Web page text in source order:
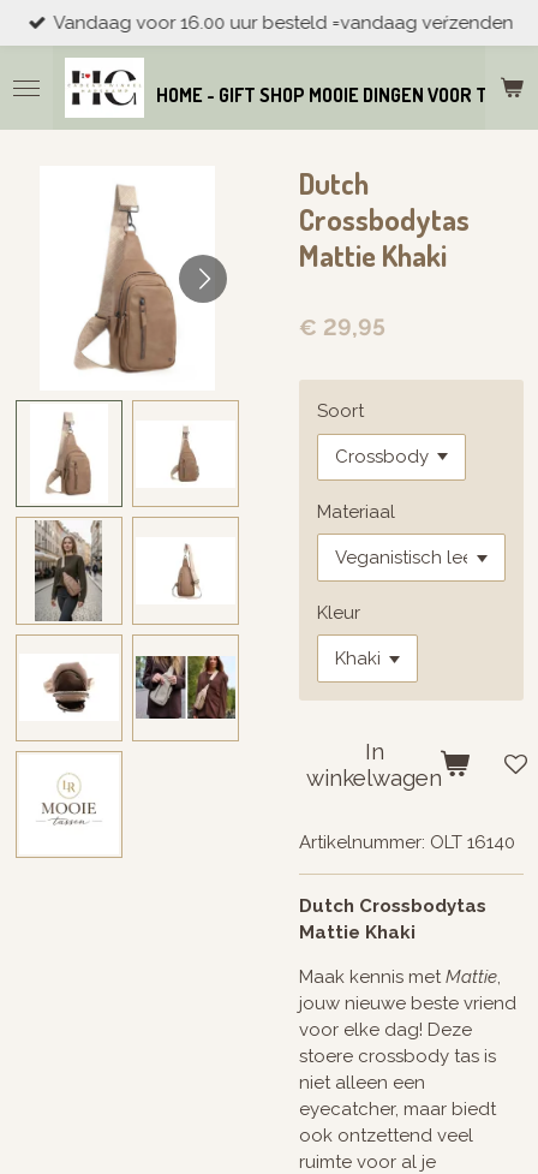
Ga
direct
naar
de
hoofdinhoud
HOME - GIFT SHOP MOOIE DINGEN VOOR THUIS
Vandaag voor 16.00 uur besteld =vandaag veŕzenden
Dutch
Crossbodytas
Mattie Khaki
€ 29,95
Soort
Materiaal
Kleur
In
winkelwagen
Artikelnummer: OLT 16140
Dutch Crossbodytas
Mattie Khaki
Maak kennis met Mattie
jouw nieuwe beste vriend
voor elke dag! Deze
stoere crossbody tas is
niet alleen een
eyecatcher, maar biedt
ook ontzettend veel
ruimte voor al je